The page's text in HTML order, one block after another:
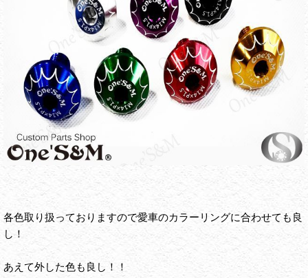
各色取り扱っておりますので愛車のカラーリングに合わせても良
し！
あえて外した色も良し！！